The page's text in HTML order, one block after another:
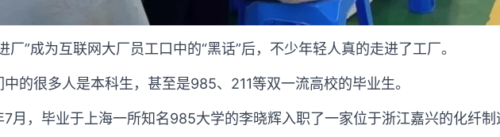
厂”成为互联网大厂员工口中的“黑话”后，不少年轻人真的走进了工厂。
中的很多人是本科生，甚至是985、211等双一流高校的毕业生。
7月，毕业于上海一所知名985大学的李晓辉入职了一家位于浙江嘉兴的化纤制